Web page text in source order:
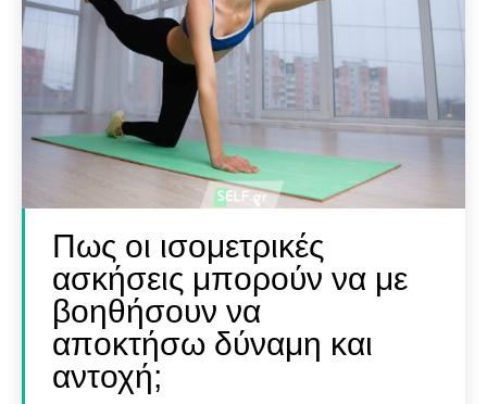
Πως οι ισομετρικές
ασκήσεις μπορούν να με
βοηθήσουν να
αποκτήσω δύναμη και
αντοχή;